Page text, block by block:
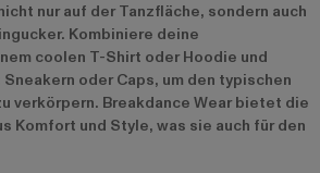
nur auf der Tanzfläche, sondern auch
Kombiniere deine
coolen T-Shirt oder Hoodie und
oder Caps, um den typischen
verkörpern. Breakdance Wear bietet die
Komfort und Style, was sie auch für den